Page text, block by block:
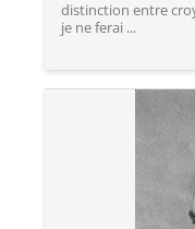
distinction entre
je ne ferai ...